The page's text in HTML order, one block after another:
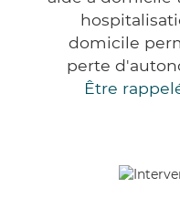
domicile
perte
Être